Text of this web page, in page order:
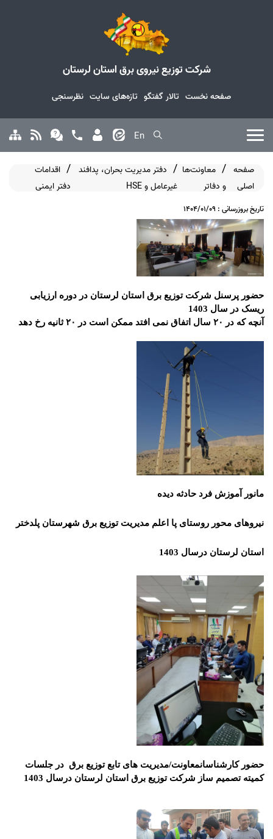
صفحه نخست تالار گفتگو تازه‌های سایت نظرسنجی
شرکت توزیع نیروی برق استان لرستان
En
صفحه
اصلی
معاونت‌ها
و دفاتر
دفتر مدیریت بحران، پدافند
غیرعامل و HSE
اقدامات
دفتر ایمنی
تاریخ بروزرسانی : 1404/01/09
حضور پرسنل شرکت توزیع برق استان لرستان در دوره ارزیابی
ریسک در سال 1403
آنچه که در ۲۰ سال اتفاق نمی افتد ممکن است در ۲۰ ثانیه رخ دهد
مانور آموزش فرد حادثه دیده
نیروهای محور روستای پا اعلم مدیریت توزیع برق شهرستان پلدختر
استان لرستان درسال 1403
حضور کارشناسانمعاونت/مدیریت های تابع توزیع برق در جلسات
کمیته تصمیم ساز شرکت توزیع برق استان لرستان درسال 1403